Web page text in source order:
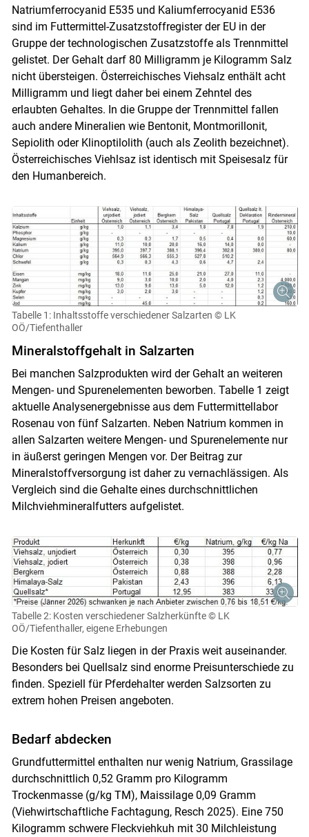
Natriumferrocyanid E535 und Kaliumferrocyanid E536
sind im Futtermittel-Zusatzstoffregister der EU in der
Gruppe der technologischen Zusatzstoffe als Trennmittel
gelistet. Der Gehalt darf 80 Milligramm je Kilogramm Salz
nicht übersteigen. Österreichisches Viehsalz enthält acht
Milligramm und liegt daher bei einem Zehntel des
erlaubten Gehaltes. In die Gruppe der Trennmittel fallen
auch andere Mineralien wie Bentonit, Montmorillonit,
Sepiolith oder Klinoptilolith (auch als Zeolith bezeichnet).
Österreichisches Viehlsaz ist identisch mit Speisesalz für
den Humanbereich.
Tabelle 1: Inhaltsstoffe verschiedener Salzarten © LK
OÖ/Tiefenthaller
Mineralstoffgehalt in Salzarten
Bei manchen Salzprodukten wird der Gehalt an weiteren
Mengen- und Spurenelementen beworben. Tabelle 1 zeigt
aktuelle Analysenergebnisse aus dem Futtermittellabor
Rosenau von fünf Salzarten. Neben Natrium kommen in
allen Salzarten weitere Mengen- und Spurenelemente nur
in äußerst geringen Mengen vor. Der Beitrag zur
Mineralstoffversorgung ist daher zu vernachlässigen. Als
Vergleich sind die Gehalte eines durchschnittlichen
Milchviehmineralfutters aufgelistet.
Tabelle 2: Kosten verschiedener Salzherkünfte © LK
OÖ/Tiefenthaller, eigene Erhebungen
Die Kosten für Salz liegen in der Praxis weit auseinander.
Besonders bei Quellsalz sind enorme Preisunterschiede zu
finden. Speziell für Pferdehalter werden Salzsorten zu
extrem hohen Preisen angeboten.
Bedarf abdecken
Grundfuttermittel enthalten nur wenig Natrium, Grassilage
durchschnittlich 0,52 Gramm pro Kilogramm
Trockenmasse (g/kg TM), Maissilage 0,09 Gramm
(Viehwirtschaftliche Fachtagung, Resch 2025). Eine 750
Kilogramm schwere Fleckviehkuh mit 30 Milchleistung